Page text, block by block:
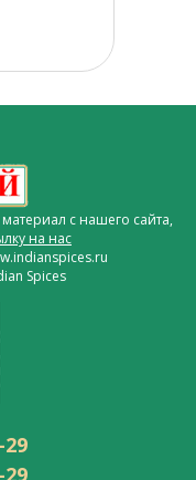
с нашего сайта,
на нас
Spices
29